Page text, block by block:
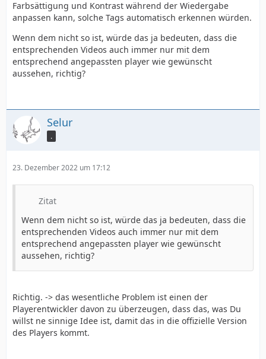
Farbsättigung und Kontrast während der Wiedergabe
anpassen kann, solche Tags automatisch erkennen würden.
Wenn dem nicht so ist, würde das ja bedeuten, dass die
entsprechenden Videos auch immer nur mit dem
entsprechend angepassten player wie gewünscht
aussehen, richtig?
Selur
.
23. Dezember 2022 um 17:12
Zitat
Wenn dem nicht so ist, würde das ja bedeuten, dass die
entsprechenden Videos auch immer nur mit dem
entsprechend angepassten player wie gewünscht
aussehen, richtig?
Richtig. -> das wesentliche Problem ist einen der
Playerentwickler davon zu überzeugen, dass das, was Du
willst ne sinnige Idee ist, damit das in die offizielle Version
des Players kommt.